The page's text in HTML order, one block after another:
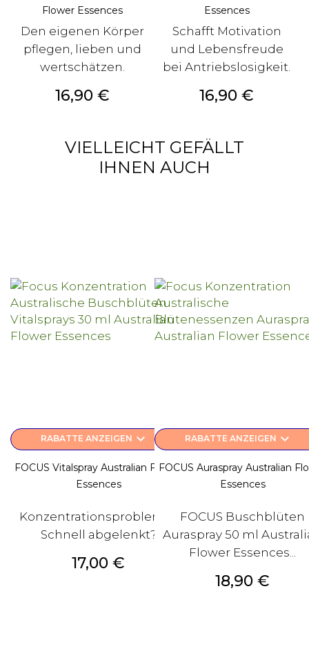
Flower Essences
Den eigenen Körper
pflegen, lieben und
wertschätzen.
Preis
16,90 €
Essences
Schafft Motivation
und Lebensfreude
bei Antriebslosigkeit.
Preis
16,90 €
VIELLEICHT GEFÄLLT
IHNEN AUCH
RABATTE ANZEIGEN keyboard_arrow_down
FOCUS Vitalspray Australian Flower
Essences
Konzentrationsprobleme?
Schnell abgelenkt?
Preis
17,00 €
RABATTE ANZEIGEN keyboard_arrow_down
FOCUS Auraspray Australian
Essences
FOCUS Buschblüten
Auraspray 50 ml
Flower Essences...
Preis
18,90 €